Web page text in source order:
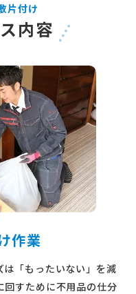
片付け
内容
作業
「もったいない」を減
回すために不用品の仕分